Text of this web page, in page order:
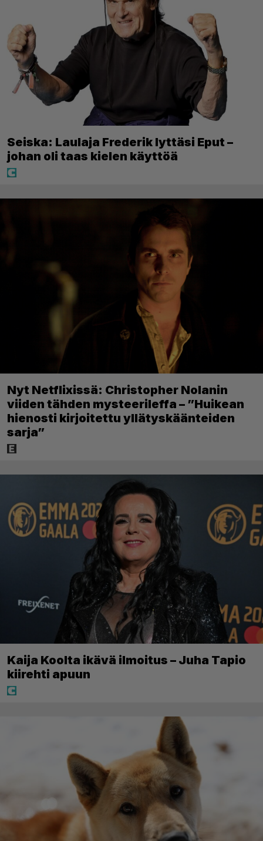
Seiska: Laulaja Frederik lyttäsi Eput –
johan oli taas kielen käyttöä
Nyt Netflixissä: Christopher Nolanin
viiden tähden mysteerileffa – ”Huikean
hienosti kirjoitettu yllätyskäänteiden
sarja”
Kaija Koolta ikävä ilmoitus – Juha Tapio
kiirehti apuun